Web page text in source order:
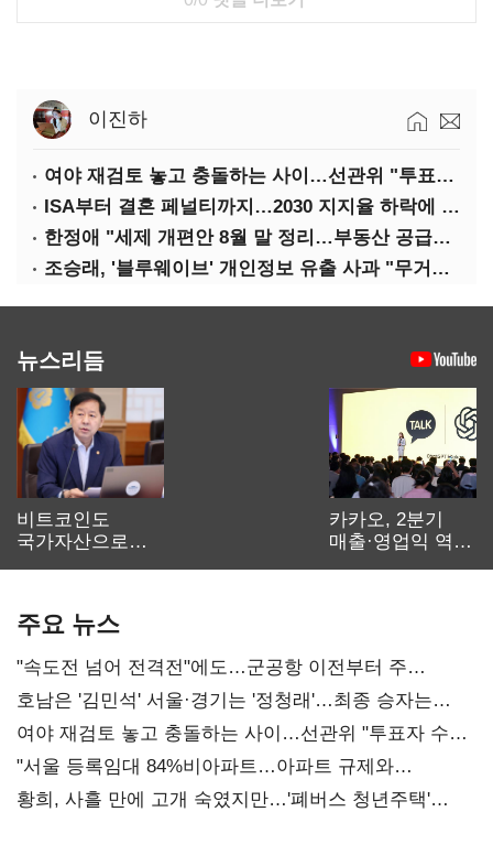
이진하
여야 재검토 놓고 충돌하는 사이…선관위 "투표자 수 오차 당연"
ISA부터 결혼 페널티까지…2030 지지율 하락에 '청년 챙기기'
한정애 "세제 개편안 8월 말 정리…부동산 공급도 논의"
조승래, '블루웨이브' 개인정보 유출 사과 "무거운 책임 통감"
뉴스리듬
비트코인도
국가자산으로…'
카카오, 2분기
매출·영업익 역대
주요 뉴스
"속도전 넘어 전격전"에도…군공항 이전부터 주
52시간까지 '뇌관'
호남은 '김민석' 서울·경기는 '정청래'…최종 승자는
'안갯속'
여야 재검토 놓고 충돌하는 사이…선관위 "투표자 수
오차 당연"
"서울 등록임대 84%비아파트…아파트 규제와
달리해야"
황희, 사흘 만에 고개 숙였지만…'폐버스 청년주택'